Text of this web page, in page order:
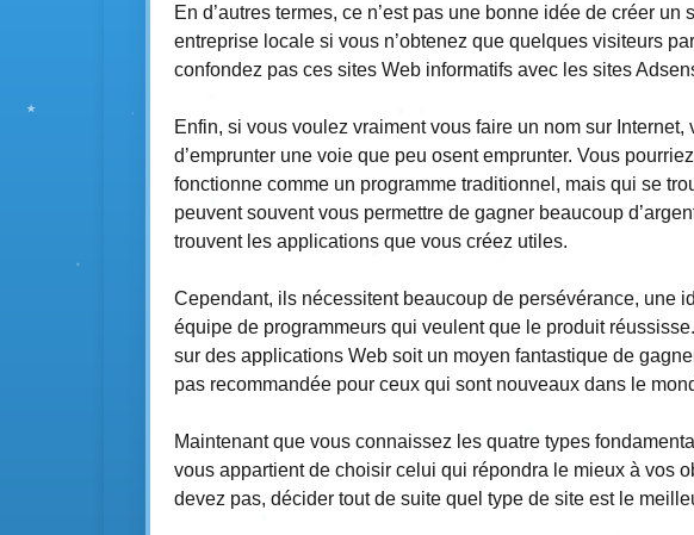
En d’autres termes, ce n’est pas une bonne idée de créer un
entreprise locale si vous n’obtenez que quelques visiteurs
confondez pas ces sites Web informatifs avec les sites
Enfin, si vous voulez vraiment vous faire un nom sur
d’emprunter une voie que peu osent emprunter. Vous
fonctionne comme un programme traditionnel, mais qui se
peuvent souvent vous permettre de gagner beaucoup
trouvent les applications que vous créez utiles.
Cependant, ils nécessitent beaucoup de persévérance, une
équipe de programmeurs qui veulent que le produit
sur des applications Web soit un moyen fantastique de
pas recommandée pour ceux qui sont nouveaux dans le
Maintenant que vous connaissez les quatre types
vous appartient de choisir celui qui répondra le mieux à vos
devez pas, décider tout de suite quel type de site est le